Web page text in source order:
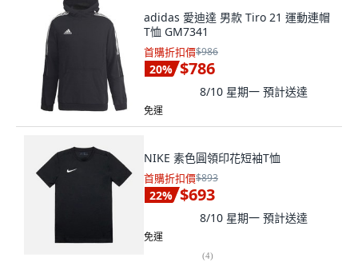
adidas 愛迪達 男款 Tiro 21 運動連帽
T恤 GM7341
首購折扣價$986
20% $786
8/10 星期一 預計送達
免運
NIKE 素色圓領印花短袖T恤
首購折扣價$893
22% $693
8/10 星期一 預計送達
免運
(4)